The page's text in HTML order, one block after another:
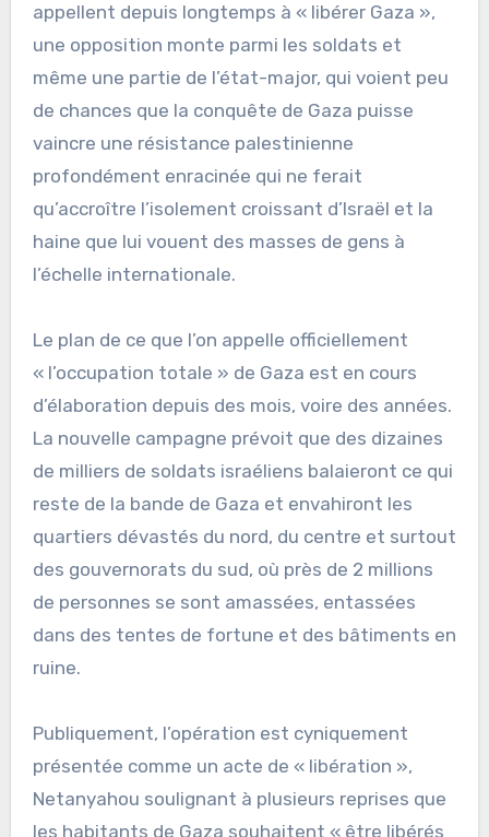
appellent depuis longtemps à « libérer Gaza »,
une opposition monte parmi les soldats et
même une partie de l’état-major, qui voient peu
de chances que la conquête de Gaza puisse
vaincre une résistance palestinienne
profondément enracinée qui ne ferait
qu’accroître l’isolement croissant d’Israël et la
haine que lui vouent des masses de gens à
l’échelle internationale.
Le plan de ce que l’on appelle officiellement
« l’occupation totale » de Gaza est en cours
d’élaboration depuis des mois, voire des années.
La nouvelle campagne prévoit que des dizaines
de milliers de soldats israéliens balaieront ce qui
reste de la bande de Gaza et envahiront les
quartiers dévastés du nord, du centre et surtout
des gouvernorats du sud, où près de 2 millions
de personnes se sont amassées, entassées
dans des tentes de fortune et des bâtiments en
ruine.
Publiquement, l’opération est cyniquement
présentée comme un acte de « libération »,
Netanyahou soulignant à plusieurs reprises que
les habitants de Gaza souhaitent « être libérés